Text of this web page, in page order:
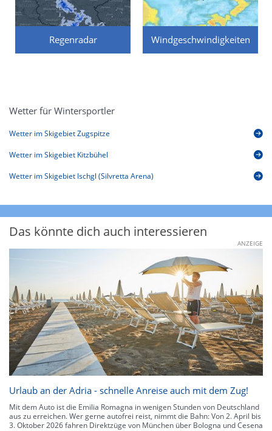
Regenradar Windgeschwindigkeiten
Wetter für Wintersportler
Wetter im Skigebiet Zugspitze
Wetter im Skigebiet Kitzbühel
Wetter im Skigebiet Ischgl (Silvretta Arena)
Das könnte dich auch interessieren
ANZEIGE
Urlaub an der Adria - schnelle Anreise auch mit dem Zug!
Mit dem Auto ist die Emilia Romagna in wenigen Stunden von Deutschland
aus zu erreichen. Wer gerne autofrei reist, nimmt die Bahn: Von 2. April bis
3. Oktober 2026 fahren Direktzüge von München über Bologna und Cesena